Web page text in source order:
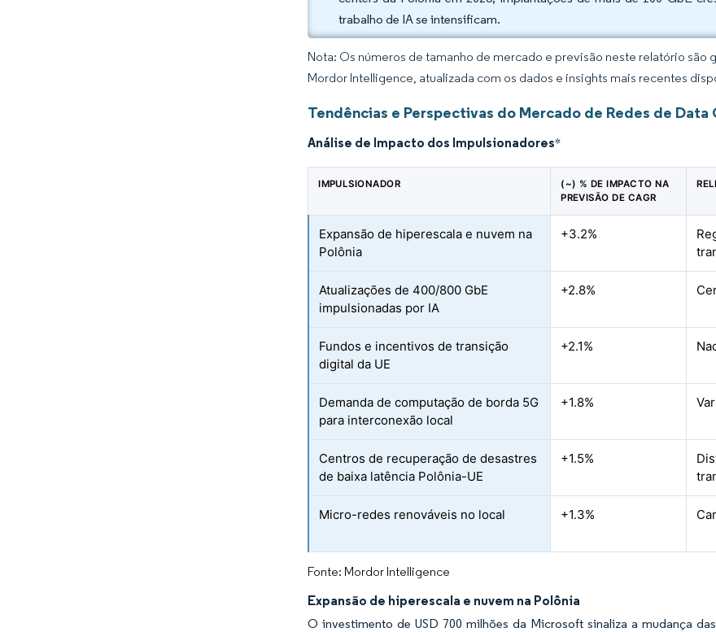
trabalho de IA se intensificam.
Nota: Os números de tamanho de mercado e previsão neste relatório
Mordor Intelligence, atualizada com os dados e insights mais recentes
Tendências e Perspectivas do Mercado de Redes de Data
Análise de Impacto dos Impulsionadores*
IMPULSIONADOR
(~) % DE IMPACTO NA
PREVISÃO DE CAGR
Expansão de hiperescala e nuvem na
Polônia
+3.2%
Atualizações de 400/800 GbE
impulsionadas por IA
+2.8%
Fundos e incentivos de transição
digital da UE
+2.1%
Demanda de computação de borda 5G
para interconexão local
+1.8%
Centros de recuperação de desastres
de baixa latência Polônia-UE
+1.5%
Micro-redes renováveis no local +1.3%
Fonte: Mordor Intelligence
Expansão de hiperescala e nuvem na Polônia
O investimento de USD 700 milhões da Microsoft sinaliza a mudança